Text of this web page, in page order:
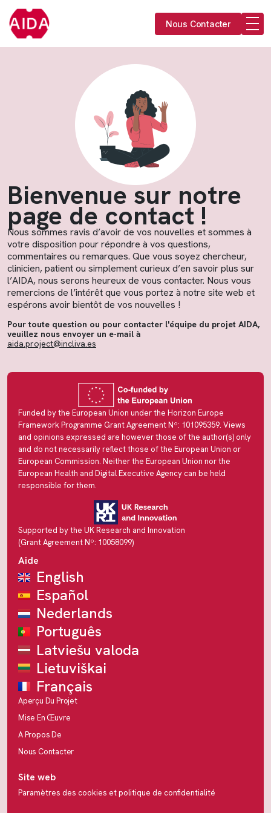
Nous Contacter
Bienvenue sur notre
page de contact !
Nous sommes ravis d’avoir de vos nouvelles et sommes à
votre disposition pour répondre à vos questions,
commentaires ou remarques. Que vous soyez chercheur,
clinicien, patient ou simplement curieux d’en savoir plus sur
l’AIDA, nous serons heureux de vous contacter. Nous vous
remercions de l’intérêt que vous portez à notre site web et
espérons avoir bientôt de vos nouvelles !
Pour toute question ou pour contacter l'équipe du projet AIDA,
veuillez nous envoyer un e-mail à
aida.project@incliva.es
Funded by the European Union under the Horizon Europe
Framework Programme Grant Agreement Nº: 101095359. Views
and opinions expressed are however those of the author(s) only
and do not necessarily reflect those of the European Union or
European Commission. Neither the European Union nor the
European Health and Digital Executive Agency can be held
responsible for them.
Supported by the UK Research and Innovation
(Grant Agreement Nº: 10058099)
Aide
Aperçu Du Projet
Mise En Œuvre
A Propos De
Nous Contacter
English
Español
Nederlands
Português
Latviešu valoda
Lietuviškai
Français
Site web
Paramètres des cookies et politique de confidentialité